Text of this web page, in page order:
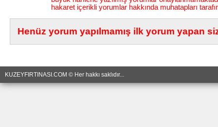
hakaret içerikli yorumlar hakkında muhatapları
Henüz yorum yapılmamış ilk yorum yapan
KUZEYFIRTINASI.COM © Her hakkı saklıdır...